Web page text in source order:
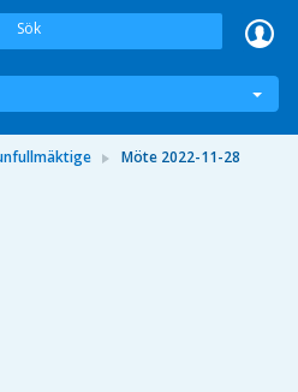
Sök
Möte 2022-11-28